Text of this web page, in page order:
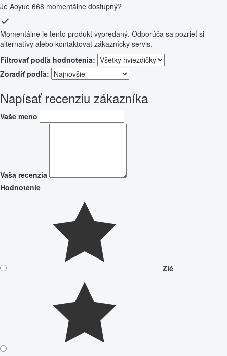
Je Aoyue 668 momentálne dostupný?
Momentálne je tento produkt vypredaný. Odporúča sa pozrieť si
alternatívy alebo kontaktovať zákaznícky servis.
Filtrovať podľa hodnotenia:
Zoradiť podľa:
Napísať recenziu zákazníka
Vaše meno
Vaša recenzia
Hodnotenie
Zlé